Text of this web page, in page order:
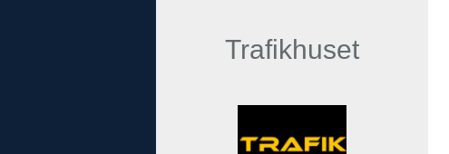
Trafikhuset